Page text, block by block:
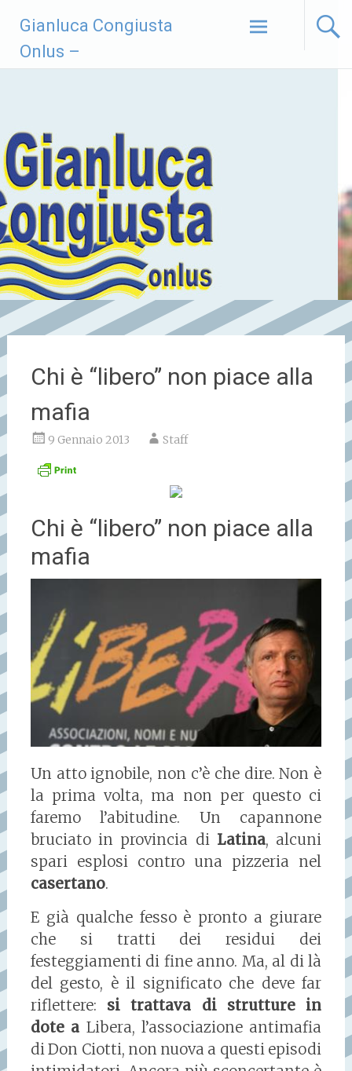
contenuto
Gianluca Congiusta
Onlus –
Chi è “libero” non piace alla
mafia
9 Gennaio 2013 Staff
Chi è “libero” non piace alla
mafia
Un atto ignobile, non c’è che dire. Non è
la prima volta, ma non per questo ci
faremo l’abitudine. Un capannone
bruciato in provincia di Latina, alcuni
spari esplosi contro una pizzeria nel
casertano.
E già qualche fesso è pronto a giurare
che si tratti dei residui dei
festeggiamenti di fine anno. Ma, al di là
del gesto, è il significato che deve far
riflettere: si trattava di strutture in
dote a Libera, l’associazione antimafia
di Don Ciotti, non nuova a questi episodi